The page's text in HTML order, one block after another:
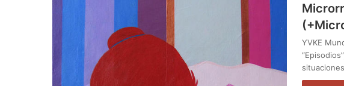
YVKE